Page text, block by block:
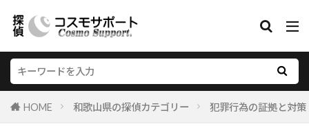
HOME 和歌山県の探偵カテゴリー 犯罪行為の証拠と対